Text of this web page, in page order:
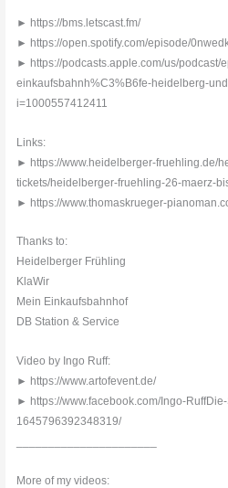
► https://bms.letscast.fm/
► https://open.spotify.com/episode/
► https://podcasts.apple.com/us/podcast/
einkaufsbahnh%C3%B6fe-heidelberg-
i=1000557412411
Links:
► https://www.heidelberger-fruehling.de/
tickets/heidelberger-fruehling-26-maerz-
► https://www.thomaskrueger-
Thanks to:
Heidelberger Frühling
KlaWir
Mein Einkaufsbahnhof
DB Station & Service
Video by Ingo Ruff:
► https://www.artofevent.de/
► https://www.facebook.com/Ingo-
1645796392348319/
More of my videos: